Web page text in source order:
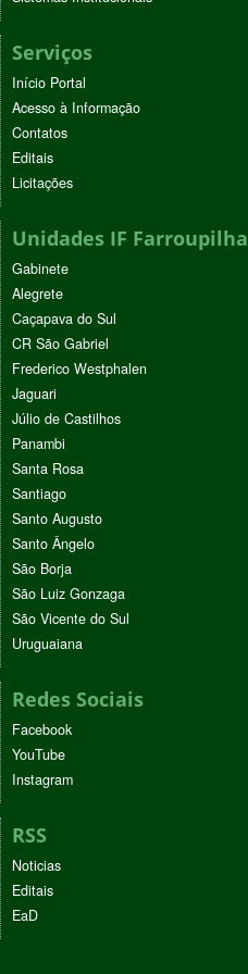
Serviços
Início Portal
Acesso à Informação
Contatos
Editais
Licitações
Unidades IF Farroupilha
Gabinete
Alegrete
Caçapava do Sul
CR São Gabriel
Frederico Westphalen
Jaguari
Júlio de Castilhos
Panambi
Santa Rosa
Santiago
Santo Augusto
Santo Ângelo
São Borja
São Luiz Gonzaga
São Vicente do Sul
Uruguaiana
Redes Sociais
Facebook
YouTube
Instagram
RSS
Noticias
Editais
EaD